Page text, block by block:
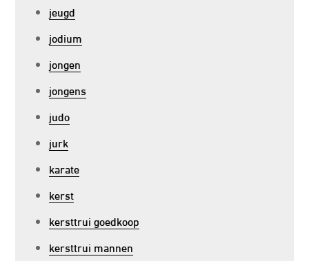
jeugd
jodium
jongen
jongens
judo
jurk
karate
kerst
kersttrui goedkoop
kersttrui mannen